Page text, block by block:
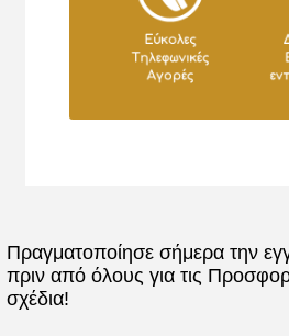
Πραγματοποίησε σήμερα την
πριν από όλους για τις
σχέδια!